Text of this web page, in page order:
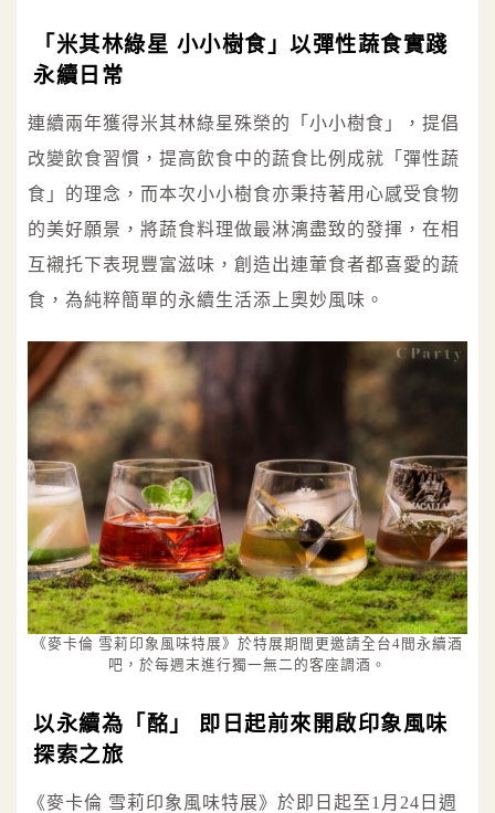
「米其林綠星 小小樹食」以彈性蔬食實踐
永續日常
連續兩年獲得米其林綠星殊榮的「小小樹食」，提倡
改變飲食習慣，提高飲食中的蔬食比例成就「彈性蔬
食」的理念，而本次小小樹食亦秉持著用心感受食物
的美好願景，將蔬食料理做最淋漓盡致的發揮，在相
互襯托下表現豐富滋味，創造出連葷食者都喜愛的蔬
食，為純粹簡單的永續生活添上奧妙風味。
《麥卡倫 雪莉印象風味特展》於特展期間更邀請全台4間永續酒
吧，於每週末進行獨一無二的客座調酒。
以永續為「酩」 即日起前來開啟印象風味
探索之旅
《麥卡倫 雪莉印象風味特展》於即日起至1月24日週